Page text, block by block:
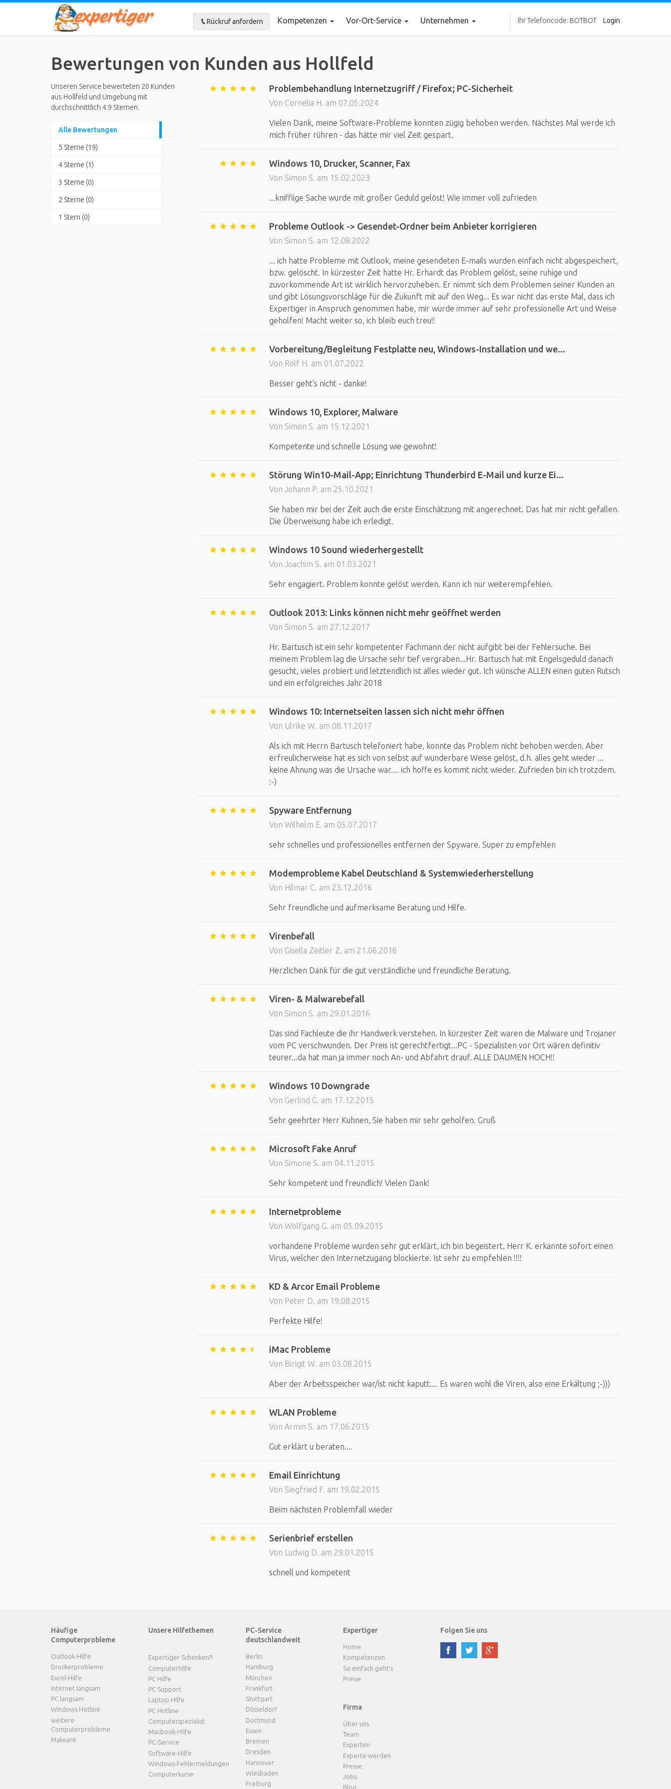
Rückruf anfordern Kompetenzen Vor-Ort-Service Unternehmen Ihr Telefoncode: BOTBOT Login
Bewertungen von Kunden aus Hollfeld
Unseren Service bewerteten 20 Kunden
aus Hollfeld und Umgebung mit
durchschnittlich 4.9 Sternen.
Alle Bewertungen
5 Sterne (19)
4 Sterne (1)
3 Sterne (0)
2 Sterne (0)
1 Stern (0)
Problembehandlung Internetzugriff / Firefox; PC-Sicherheit
Von Cornelia H. am 07.05.2024
Vielen Dank, meine Software-Probleme konnten zügig behoben werden. Nächstes Mal werde ich
mich früher rühren - das hätte mir viel Zeit gespart.
Windows 10, Drucker, Scanner, Fax
Von Simon S. am 15.02.2023
...knifflige Sache wurde mit großer Geduld gelöst! Wie immer voll zufrieden
Probleme Outlook -> Gesendet-Ordner beim Anbieter korrigieren
Von Simon S. am 12.08.2022
... ich hatte Probleme mit Outlook, meine gesendeten E-mails wurden einfach nicht abgespeichert,
bzw. gelöscht. In kürzester Zeit hatte Hr. Erhardt das Problem gelöst, seine ruhige und
zuvorkommende Art ist wirklich hervorzuheben. Er nimmt sich dem Problemen seiner Kunden an
und gibt Lösungsvorschläge für die Zukunft mit auf den Weg... Es war nicht das erste Mal, dass ich
Expertiger in Anspruch genommen habe, mir wurde immer auf sehr professionelle Art und Weise
geholfen! Macht weiter so, ich bleib euch treu!!
Vorbereitung/Begleitung Festplatte neu, Windows-Installation und we...
Von Rolf H. am 01.07.2022
Besser geht's nicht - danke!
Windows 10, Explorer, Malware
Von Simon S. am 15.12.2021
Kompetente und schnelle Lösung wie gewohnt!
Störung Win10-Mail-App; Einrichtung Thunderbird E-Mail und kurze Ei...
Von Johann P. am 25.10.2021
Sie haben mir bei der Zeit auch die erste Einschätzung mit angerechnet. Das hat mir nicht gefallen.
Die Überweisung habe ich erledigt.
Windows 10 Sound wiederhergestellt
Von Joachim S. am 01.03.2021
Sehr engagiert. Problem konnte gelöst werden. Kann ich nur weiterempfehlen.
Outlook 2013: Links können nicht mehr geöffnet werden
Von Simon S. am 27.12.2017
Hr. Bartusch ist ein sehr kompetenter Fachmann der nicht aufgibt bei der Fehlersuche. Bei
meinem Problem lag die Ursache sehr tief vergraben...Hr. Bartusch hat mit Engelsgeduld danach
gesucht, vieles probiert und letztendlich ist alles wieder gut. Ich wünsche ALLEN einen guten Rutsch
und ein erfolgreiches Jahr 2018
Windows 10: Internetseiten lassen sich nicht mehr öffnen
Von Ulrike W. am 08.11.2017
Als ich mit Herrn Bartusch telefoniert habe, konnte das Problem nicht behoben werden. Aber
erfreulicherweise hat es sich von selbst auf wunderbare Weise gelöst, d.h. alles geht wieder ...
keine Ahnung was die Ursache war.... ich hoffe es kommt nicht wieder. Zufrieden bin ich trotzdem.
:-)
Spyware Entfernung
Von Wilhelm E. am 05.07.2017
sehr schnelles und professionelles entfernen der Spyware. Super zu empfehlen
Modemprobleme Kabel Deutschland & Systemwiederherstellung
Von Hilmar C. am 23.12.2016
Sehr freundliche und aufmerksame Beratung und Hilfe.
Virenbefall
Von Gisella Zeitler Z. am 21.06.2016
Herzlichen Dank für die gut verständliche und freundliche Beratung.
Viren- & Malwarebefall
Von Simon S. am 29.01.2016
Das sind Fachleute die ihr Handwerk verstehen. In kürzester Zeit waren die Malware und Trojaner
vom PC verschwunden. Der Preis ist gerechtfertigt...PC - Spezialisten vor Ort wären definitiv
teurer...da hat man ja immer noch An- und Abfahrt drauf. ALLE DAUMEN HOCH!!
Windows 10 Downgrade
Von Gerlind G. am 17.12.2015
Sehr geehrter Herr Kuhnen, Sie haben mir sehr geholfen. Gruß
Microsoft Fake Anruf
Von Simone S. am 04.11.2015
Sehr kompetent und freundlich! Vielen Dank!
Internetprobleme
Von Wolfgang G. am 05.09.2015
vorhandene Probleme wurden sehr gut erklärt, ich bin begeistert, Herr K. erkannte sofort einen
Virus, welcher den Internetzugang blockierte. Ist sehr zu empfehlen !!!!
KD & Arcor Email Probleme
Von Peter D. am 19.08.2015
Perfekte Hilfe!
iMac Probleme
Von Birigit W. am 03.08.2015
Aber der Arbeitsspeicher war/ist nicht kaputt.... Es waren wohl die Viren, also eine Erkältung ;-)))
WLAN Probleme
Von Armin S. am 17.06.2015
Gut erklärt u beraten....
Email Einrichtung
Von Siegfried F. am 19.02.2015
Beim nächsten Problemfall wieder
Serienbrief erstellen
Von Ludwig D. am 29.01.2015
schnell und kompetent
Häufige
Computerprobleme
Outlook-Hilfe
Druckerprobleme
Excel-Hilfe
Internet langsam
PC langsam
Windows Hotline
weitere
Computerprobleme
Malware
Unsere Hilfethemen
Expertiger Schenken?!
Computerhilfe
PC Hilfe
PC Support
Laptop Hilfe
PC Hotline
Computerspezialist
Macbook-Hilfe
PC-Service
Software-Hilfe
Windows-Fehlermeldungen
Computerkurse
PC-Service
deutschlandweit
Berlin
Hamburg
München
Frankfurt
Stuttgart
Düsseldorf
Dortmund
Essen
Bremen
Dresden
Hannover
Wiesbaden
Freiburg
Expertiger
Home
Kompetenzen
So einfach geht's
Preise
Firma
Über uns
Team
Experten
Experte werden
Presse
Jobs
Blog
Folgen Sie uns